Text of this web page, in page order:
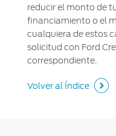
reducir el monto de
financiamiento o el
cualquiera de estos
solicitud con Ford
correspondiente.
Volver al Índice